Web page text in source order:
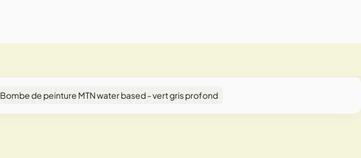
Bombe de peinture MTN water based - vert gris profond